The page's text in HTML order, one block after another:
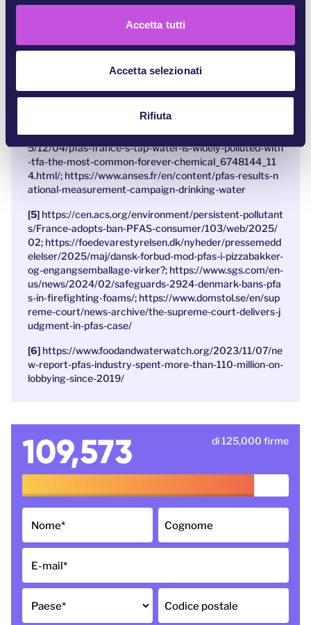
Accetta tutti
Accetta selezionati
Rifiuta
day
https://chemsec.org/wrappedinchemicals/facts/pfas
-fact-1/
https://eeb.org/work-areas/industry-health/pfas/; htt
23/revealed-the-massive-contamination-of-europe-by-
pfas-forever-chemicals_6016906_8.html
https://www.lemonde.fr/en/environment/article/202
5/12/04/pfas-france-s-tap-water-is-widely-polluted-with
-tfa-the-most-common-forever-chemical_6748144_11
4.html/; https://www.anses.fr/en/content/pfas-results-n
ational-measurement-campaign-drinking-water
https://cen.acs.org/environment/persistent-pollutant
s/France-adopts-ban-PFAS-consumer/103/web/2025/
02; https://foedevarestyrelsen.dk/nyheder/pressemedd
elelser/2025/maj/dansk-forbud-mod-pfas-i-pizzabakker-
og-engangsemballage-virker?; https://www.sgs.com/en-
us/news/2024/02/safeguards-2924-denmark-bans-pfa
s-in-firefighting-foams/; https://www.domstol.se/en/sup
reme-court/news-archive/the-supreme-court-delivers-j
udgment-in-pfas-case/
https://www.foodandwaterwatch.org/2023/11/07/ne
w-report-pfas-industry-spent-more-than-110-million-on-
lobbying-since-2019/
109,573 di 125,000 firme
Nome* Cognome
E-mail *
Paese* Codice postale